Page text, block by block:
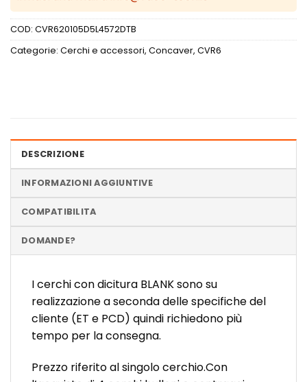
COD: CVR620105D5L4572DTB
Categorie: Cerchi e accessori, Concaver, CVR6
DESCRIZIONE
INFORMAZIONI AGGIUNTIVE
COMPATIBILITA
DOMANDE?
I cerchi con dicitura BLANK sono su
realizzazione a seconda delle specifiche del
cliente (ET e PCD) quindi richiedono più
tempo per la consegna.
Prezzo riferito al singolo cerchio.Con